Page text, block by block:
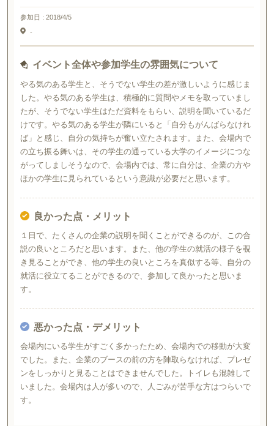
参加日 : 2018/4/5
-
イベント全体や参加学生の雰囲気について
やる気のある学生と、そうでない学生の差が激しいように感じま
した。やる気のある学生は、積極的に質問やメモを取っていまし
たが、そうでない学生はただ資料をもらい、説明を聞いているだ
けです。やる気のある学生が隣にいると「自分もがんばらなけれ
ば」と感じ、自分の気持ちが奮い立たされます。また、会場内で
の立ち振る舞いは、その学生の通っている大学のイメージにつな
がってしましそうなので、会場内では、常に自分は、企業の方や
ほかの学生に見られているという意識が必要だと思います。
良かった点・メリット
１日で、たくさんの企業の説明を聞くことができるのが、この合
説の良いところだと思います。また、他の学生の就活の様子を覗
き見ることができ、他の学生の良いところを真似する等、自分の
就活に役立てることができるので、参加して良かったと思いま
す。
悪かった点・デメリット
会場内にいる学生がすごく多かったため、会場内での移動が大変
でした。また、企業のブースの前の方を陣取らなければ、プレゼ
ンをしっかりと見ることはできませんでした。トイレも混雑して
いました。会場内は人が多いので、人ごみが苦手な方はつらいで
す。